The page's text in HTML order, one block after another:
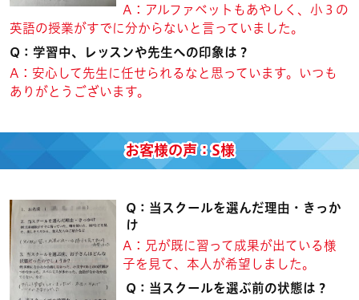
A：アルファベットもあやしく、小３の
英語の授業がすでに分からないと言っていました。
Q：学習中、レッスンや先生への印象は？
A：安心して先生に任せられるなと思っています。いつも
ありがとうございます。
お客様の声：S様
Q：当スクールを選んだ理由・きっか
け
A：兄が既に習って成果が出ている様
子を見て、本人が希望しました。
Q：当スクールを選ぶ前の状態は？